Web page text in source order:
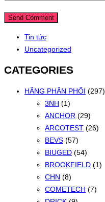
Tin tức
Uncategorized
CATEGORIES
HÃNG PHÂN PHỐI (297)
3NH (1)
ANCHOR (29)
ARCOTEST (26)
BEVS (57)
BIUGED (54)
BROOKFIELD (1)
CHN (8)
COMETECH (7)